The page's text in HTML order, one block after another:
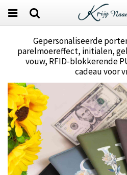
Gepersonaliseerde
parelmoereffect, initialen,
vouw, RFID-blokkerende
cadeau voor